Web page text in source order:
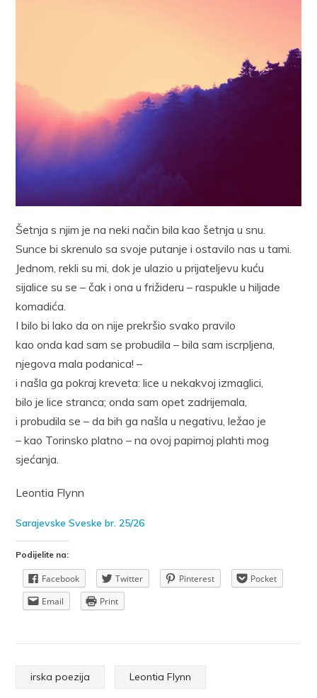
Šetnja s njim je na neki način bila kao šetnja u snu.
Sunce bi skrenulo sa svoje putanje i ostavilo nas u tami.
Jednom, rekli su mi, dok je ulazio u prijateljevu kuću
sijalice su se – čak i ona u frižideru – raspukle u hiljade
komadića.
I bilo bi lako da on nije prekršio svako pravilo
kao onda kad sam se probudila – bila sam iscrpljena,
njegova mala podanica! –
i našla ga pokraj kreveta: lice u nekakvoj izmaglici,
bilo je lice stranca; onda sam opet zadrijemala,
i probudila se – da bih ga našla u negativu, ležao je
– kao Torinsko platno – na ovoj papirnoj plahti mog
sjećanja.
Leontia Flynn
Sarajevske Sveske br. 25/26
Podijelite na:
Facebook Twitter Pinterest
Pocket
Email
Print
irska poezija Leontia Flynn